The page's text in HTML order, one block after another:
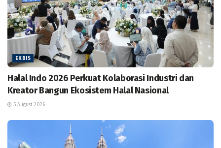
EKBIS
Halal Indo 2026 Perkuat Kolaborasi Industri dan
Kreator Bangun Ekosistem Halal Nasional
5 August 2026